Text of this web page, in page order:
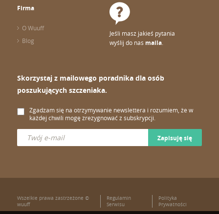
Firma
O Wuuff
Blog
Jeśli masz jakieś pytania
wyślij do nas maila
Skorzystaj z mailowego poradnika dla osób
poszukujących szczeniaka.
Zgadzam się na otrzymywanie newslettera i rozumiem, że w
każdej chwili mogę zrezygnować z subskrypcji.
Zapisuję się
Wszelkie prawa zastrzeżone ©
wuuff
Regulamin
Serwisu
Polityka
Prywatności